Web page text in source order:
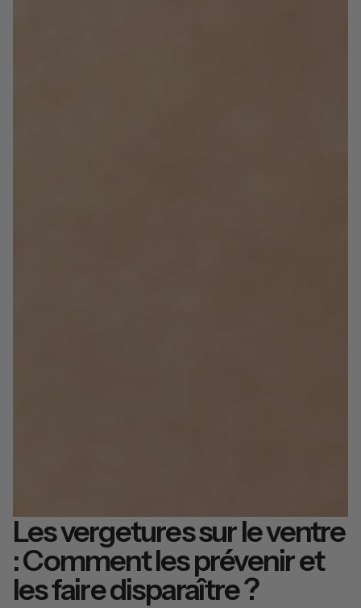
Les vergetures sur le ventre
: Comment les prévenir et
les faire disparaître ?